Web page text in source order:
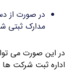
در صورت از
مدارک ثبتی
در این صورت می
اداره ثبت شرکت ها